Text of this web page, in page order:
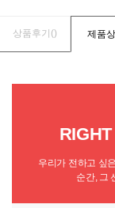
상품후기() 제품
우리가 전하고 싶
순간, 그